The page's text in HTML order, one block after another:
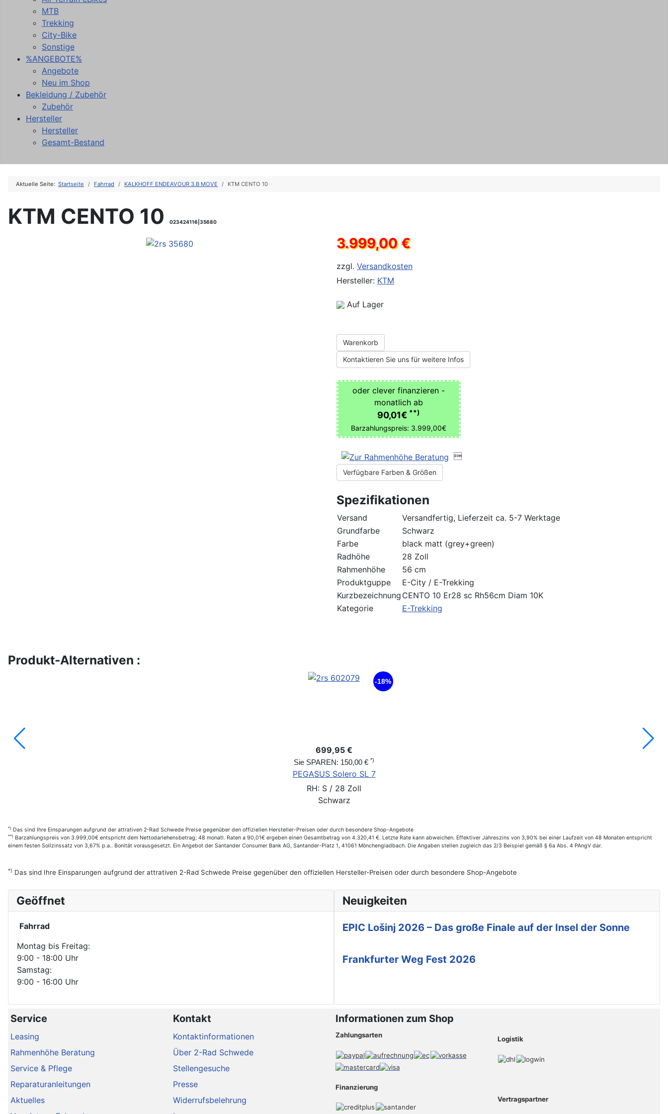
MTB
Trekking
City-Bike
Sonstige
%ANGEBOTE%
Angebote
Neu im Shop
Bekleidung / Zubehör
Zubehör
Hersteller
Hersteller
Gesamt-Bestand
Aktuelle Seite: Startseite Fahrrad KALKHOFF ENDEAVOUR 3.B MOVE KTM CENTO 10
KTM CENTO 10 023424116|35680
3.999,00 €
zzgl. Versandkosten
Hersteller: KTM
Auf Lager
Warenkorb
Kontaktieren Sie uns für weitere Infos
oder clever finanzieren -
monatlich ab
90,01€ **)
Barzahlungspreis: 3.999,00€

Verfügbare Farben & Größen
Spezifikationen
Versand
Versandfertig, Lieferzeit ca. 5-7 Werktage
Grundfarbe
Schwarz
Farbe
black matt (grey+green)
Radhöhe
28 Zoll
Rahmenhöhe
56 cm
Produktguppe
E-City / E-Trekking
Kurzbezeichnung CENTO 10 Er28 sc Rh56cm Diam 10K
Kategorie
E-Trekking
Produkt-Alternativen :
-18%
699,95 €
Sie SPAREN: 150,00 € *)
PEGASUS Solero SL 7
RH: S / 28 Zoll
Schwarz
*) Das sind Ihre Einsparungen aufgrund der attrativen 2-Rad Schwede Preise gegenüber den offiziellen Hersteller-Preisen oder durch besondere Shop-Angebote
**) Barzahlungspreis von 3.999,00€ entspricht dem Nettodarlehensbetrag; 48 monatl. Raten a 90,01€ ergeben einen Gesamtbetrag von 4.320,41 €. Letzte Rate kann abweichen. Effektiver Jahreszins von 3,90% bei einer Laufzeit von 48 Monaten entspricht
einem festen Sollzinssatz von 3,67% p.a.. Bonität vorausgesetzt. Ein Angebot der Santander Consumer Bank AG, Santander-Platz 1, 41061 Mönchengladbach. Die Angaben stellen zugleich das 2/3 Beispiel gemäß § 6a Abs. 4 PAngV dar.
*) Das sind Ihre Einsparungen aufgrund der attrativen 2-Rad Schwede Preise gegenüber den offiziellen Hersteller-Preisen oder durch besondere Shop-Angebote
Geöffnet
Fahrrad
Montag bis Freitag:
9:00 - 18:00 Uhr
Samstag:
9:00 - 16:00 Uhr
Neuigkeiten
EPIC Lošinj 2026 – Das große Finale auf der Insel der Sonne
Frankfurter Weg Fest 2026
Service
Leasing
Rahmenhöhe Beratung
Service & Pflege
Reparaturanleitungen
Aktuelles
Kontakt
Kontaktinformationen
Über 2-Rad Schwede
Stellengesuche
Presse
Widerrufsbelehrung
Informationen zum Shop
Zahlungsarten
Finanzierung
Logistik
Vertragspartner